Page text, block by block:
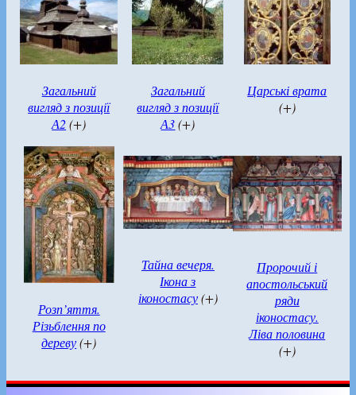
Загальний
вигляд з позиції
А2(+)
Загальний
вигляд з позиції
А3(+)
Царські врата
(+)
Розп’яття.
Різьблення по
дереву(+)
Тайна вечеря.
Ікона з
іконостасу(+)
Пророчий і
апостольський
ряди
іконостасу.
Ліва половина
(+)